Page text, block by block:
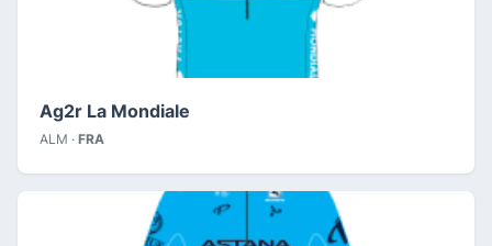
Ag2r La Mondiale
ALM · FRA